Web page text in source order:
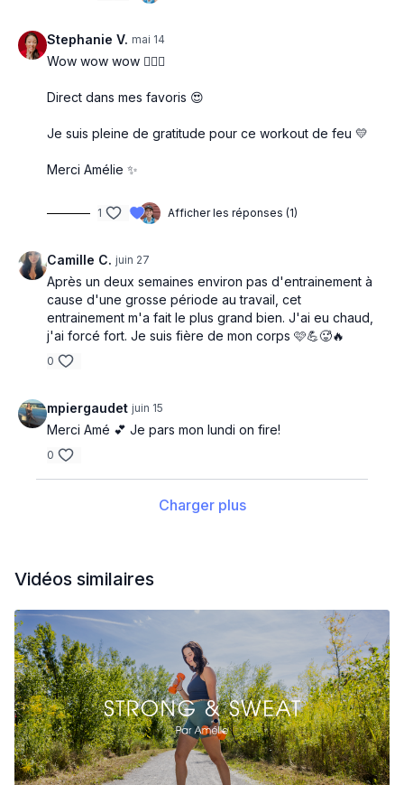
Stephanie V. mai 14
Wow wow wow 😮‍💨🔥
Direct dans mes favoris 😍
Je suis pleine de gratitude pour ce workout de feu 💛
Merci Amélie ✨
1 Afficher les réponses (1)
Camille C. juin 27
Après un deux semaines environ pas d'entrainement à
cause d'une grosse période au travail, cet
entrainement m'a fait le plus grand bien. J'ai eu chaud,
j'ai forcé fort. Je suis fière de mon corps 🩷💪🥵🔥
0
mpiergaudet juin 15
Merci Amé 💕 Je pars mon lundi on fire!
0
Charger plus
Vidéos similaires